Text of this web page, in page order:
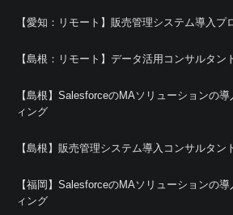
【愛知：リモート】販売管理システム導入プ
【島根：リモート】データ活用コンサルタン
【島根】SalesforceのMAソリューションの
ィング
【島根】販売管理システム導入コンサルタン
【福岡】SalesforceのMAソリューションの
ィング